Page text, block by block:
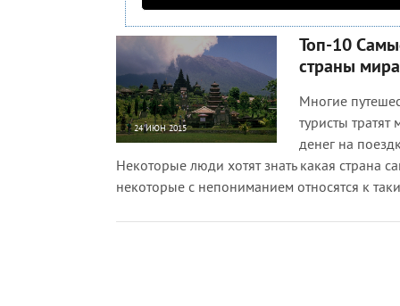
24 ИЮН 2015
Топ-10
страны мира
Многие
туристы
денег на
Некоторые люди хотят знать какая страна
некоторые с непониманием относятся к